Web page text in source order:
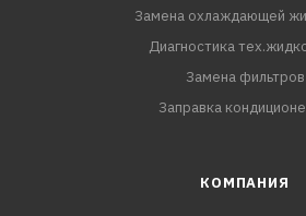
Замена охлаждающей
Диагностика
Замена фильтров
Заправка
КОМПАНИЯ